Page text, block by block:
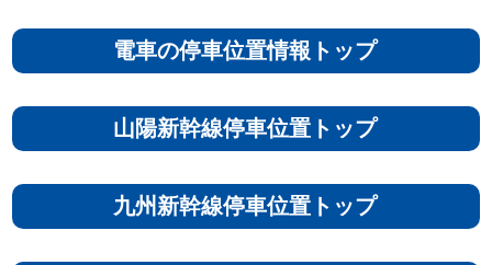
電車の停車位置情報トップ
山陽新幹線停車位置トップ
九州新幹線停車位置トップ